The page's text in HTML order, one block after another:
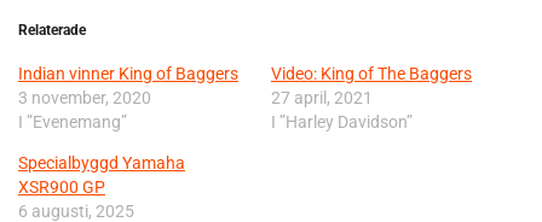
Relaterade
Indian vinner King of Baggers
3 november, 2020
I ”Evenemang”
Video: King of The Baggers
27 april, 2021
I ”Harley Davidson”
Specialbyggd Yamaha
XSR900 GP
6 augusti, 2025